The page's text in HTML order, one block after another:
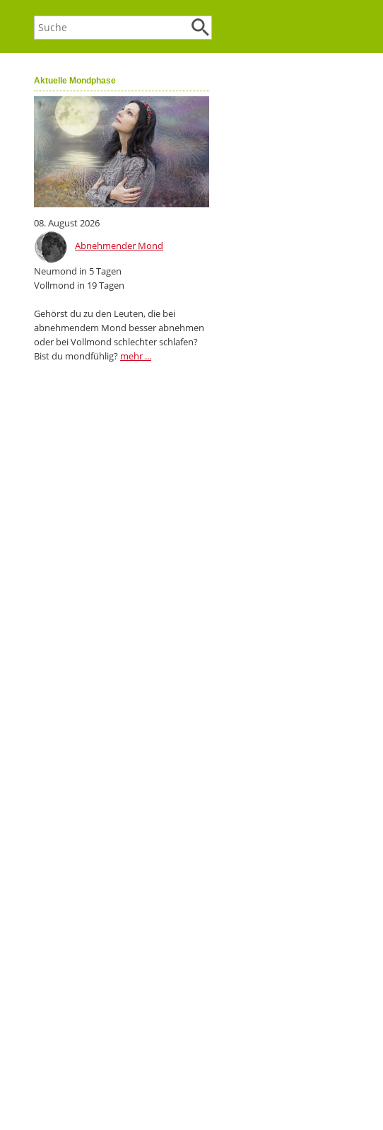
Aktuelle Mondphase
08. August 2026
Abnehmender Mond
Neumond in 5 Tagen
Vollmond in 19 Tagen
Gehörst du zu den Leuten, die bei
abnehmendem Mond besser abnehmen
oder bei Vollmond schlechter schlafen?
Bist du mondfühlig? mehr ...